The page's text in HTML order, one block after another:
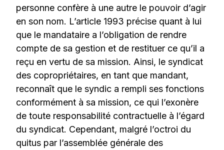
personne confère à une autre le pouvoir d’agir
en son nom. L’article 1993 précise quant à lui
que le mandataire a l’obligation de rendre
compte de sa gestion et de restituer ce qu’il a
reçu en vertu de sa mission. Ainsi, le syndicat
des copropriétaires, en tant que mandant,
reconnaît que le syndic a rempli ses fonctions
conformément à sa mission, ce qui l’exonère
de toute responsabilité contractuelle à l’égard
du syndicat. Cependant, malgré l’octroi du
quitus par l’assemblée générale des